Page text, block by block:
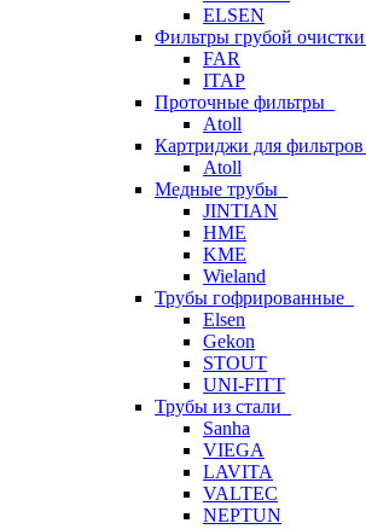
ELSEN
Фильтры грубой очистки
FAR
ITAP
Проточные фильтры
Atoll
Картриджи для фильтров
Atoll
Медные трубы
JINTIAN
HME
KME
Wieland
Трубы гофрированные
Elsen
Gekon
STOUT
UNI-FITT
Трубы из стали
Sanha
VIEGA
LAVITA
VALTEC
NEPTUN